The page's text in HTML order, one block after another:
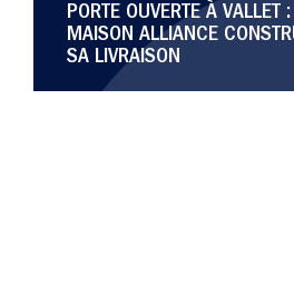
PORTE OUVERTE À VALLET
MAISON ALLIANCE
SA LIVRAISON